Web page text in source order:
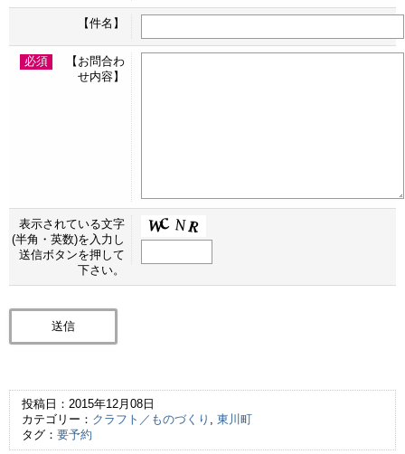
【件名】
必須
【お問合わ
せ内容】
表示されている文字
(半角・英数)を入力し
送信ボタンを押して
下さい。
投稿日：2015年12月08日
カテゴリー： クラフト／ものづくり
東川町
タグ： 要予約